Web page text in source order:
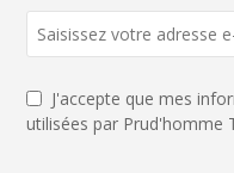
J'accepte que mes
utilisées par Prud'homme